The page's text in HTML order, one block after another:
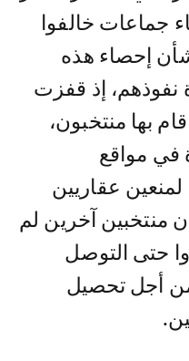
جماعات خالفوا
إحصاء هذه
نفوذهم، إذ قفزت
بها منتخبون،
في مواقع
لمنعين عقاريين
منتخبين آخرين لم
حتى التوصل
من أجل تحصيل